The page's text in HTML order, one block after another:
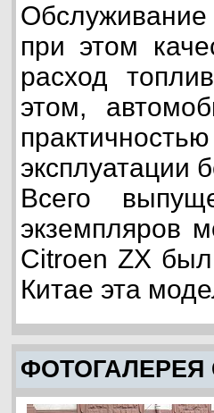
при этом
расход
этом,
эксплуатации
Всего
экземпляров
Citroen ZX
Китае эта
ФОТОГАЛЕРЕЯ